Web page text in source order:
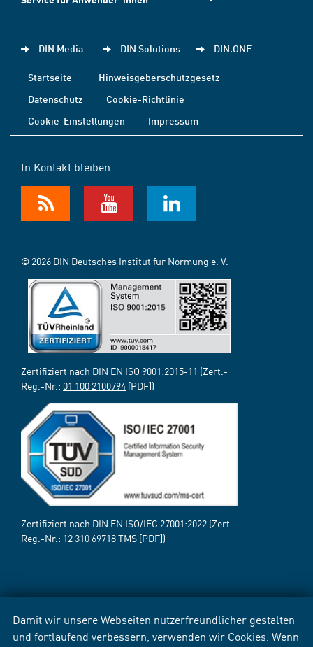
Damit wir unsere Webseiten nutzerfreundlicher gestalten
und fortlaufend verbessern, verwenden wir Cookies. Wenn
DIN Media DIN Solutions DIN.ONE
Startseite
Hinweisgeberschutzgesetz
Datenschutz
Cookie-Richtlinie
Cookie-Einstellungen
Impressum
In Kontakt bleiben
© 2026 DIN Deutsches Institut für Normung e. V.
Zertifiziert nach DIN EN ISO 9001:2015-11 (Zert.-
Reg.-Nr.: 01 100 2100794 [PDF])
Zertifiziert nach DIN EN ISO/IEC 27001:2022 (Zert.-
Reg.-Nr.: 12 310 69718 TMS [PDF])